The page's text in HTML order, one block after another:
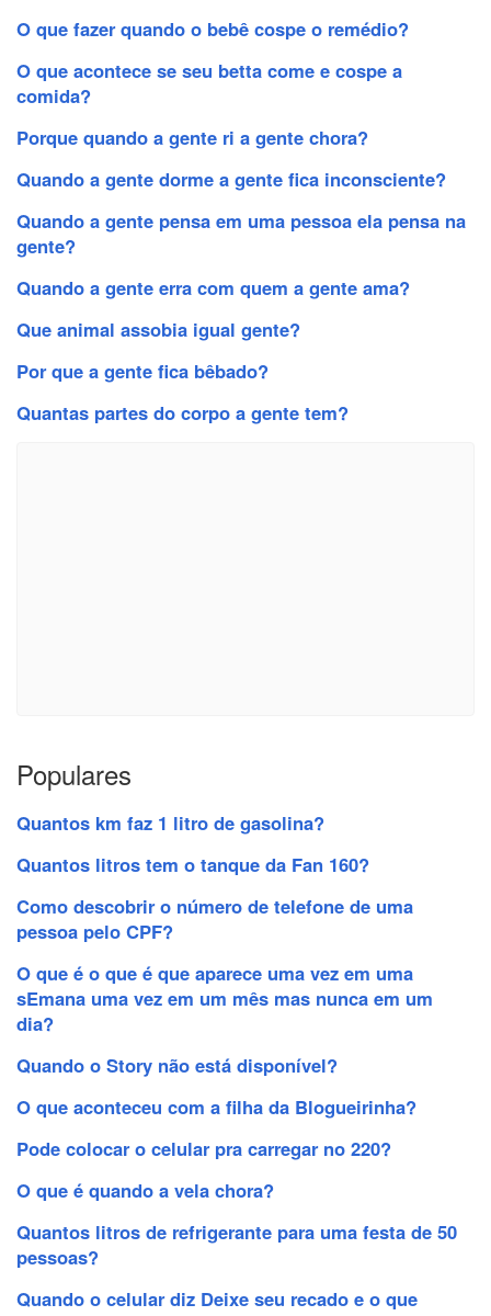
O que fazer quando o bebê cospe o remédio?
O que acontece se seu betta come e cospe a
comida?
Porque quando a gente ri a gente chora?
Quando a gente dorme a gente fica inconsciente?
Quando a gente pensa em uma pessoa ela pensa na
gente?
Quando a gente erra com quem a gente ama?
Que animal assobia igual gente?
Por que a gente fica bêbado?
Quantas partes do corpo a gente tem?
Populares
Quantos km faz 1 litro de gasolina?
Quantos litros tem o tanque da Fan 160?
Como descobrir o número de telefone de uma
pessoa pelo CPF?
O que é o que é que aparece uma vez em uma
sEmana uma vez em um mês mas nunca em um
dia?
Quando o Story não está disponível?
O que aconteceu com a filha da Blogueirinha?
Pode colocar o celular pra carregar no 220?
O que é quando a vela chora?
Quantos litros de refrigerante para uma festa de 50
pessoas?
Quando o celular diz Deixe seu recado e o que